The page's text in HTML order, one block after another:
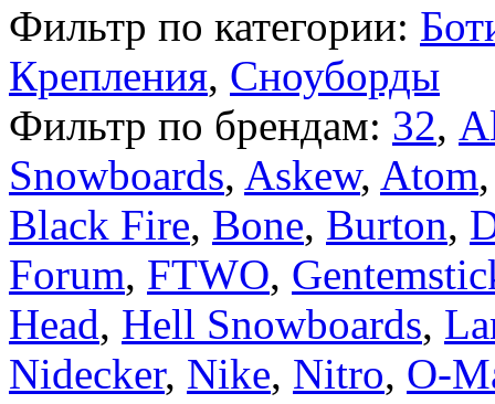
Фильтр по категории:
Крепления, Сноуборды
Фильтр по брендам: 32,
Snowboards, Askew, Atom
Black Fire, Bone, Burton,
Forum, FTWO,
Head, Hell Snowboards,
Nidecker, Nike, Nitro, O-